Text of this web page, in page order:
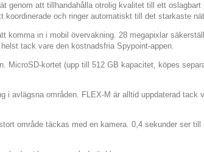
genom att tillhandahålla otrolig kvalitet till ett
koordinerade och ringer automatiskt till det starkaste
komma in i mobil övervakning. 28 megapixlar
tack vare den kostnadsfria Spypoint-appen.
MicroSD-kortet (upp till 512 GB kapacitet, köpes
i avlägsna områden. FLEX-M är alltid uppdaterad tack
område täckas med en kamera. 0,4 sekunder ser